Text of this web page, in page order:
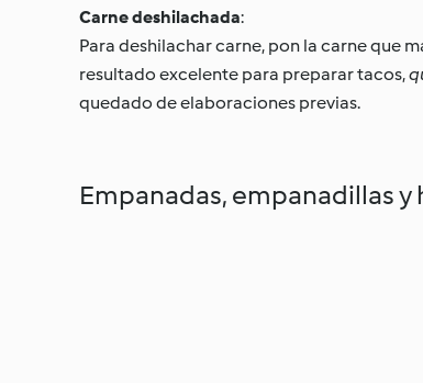
Carne deshilachada:
Para deshilachar carne, pon la carne que
resultado excelente para preparar tacos,
quedado de elaboraciones previas.
Empanadas, empanadillas y